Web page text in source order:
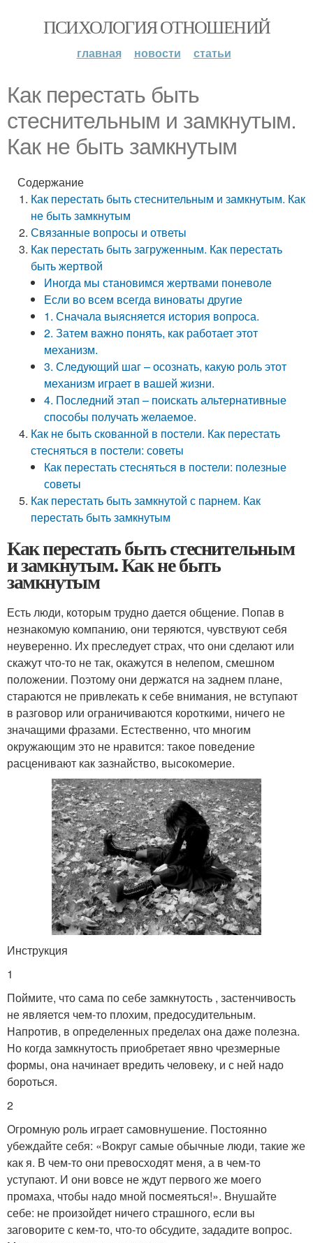
ПСИХОЛОГИЯ ОТНОШЕНИЙ
главная новости статьи
Как перестать быть
стеснительным и замкнутым.
Как не быть замкнутым
Содержание
Как перестать быть стеснительным и замкнутым. Как
не быть замкнутым
Связанные вопросы и ответы
Как перестать быть загруженным. Как перестать
быть жертвой
Иногда мы становимся жертвами поневоле
Если во всем всегда виноваты другие
1. Сначала выясняется история вопроса.
2. Затем важно понять, как работает этот
механизм.
3. Следующий шаг – осознать, какую роль этот
механизм играет в вашей жизни.
4. Последний этап – поискать альтернативные
способы получать желаемое.
Как не быть скованной в постели. Как перестать
стесняться в постели: советы
Как перестать стесняться в постели: полезные
советы
Как перестать быть замкнутой с парнем. Как
перестать быть замкнутым
Как перестать быть стеснительным
и замкнутым. Как не быть
замкнутым
Есть люди, которым трудно дается общение. Попав в
незнакомую компанию, они теряются, чувствуют себя
неуверенно. Их преследует страх, что они сделают или
скажут что-то не так, окажутся в нелепом, смешном
положении. Поэтому они держатся на заднем плане,
стараются не привлекать к себе внимания, не вступают
в разговор или ограничиваются короткими, ничего не
значащими фразами. Естественно, что многим
окружающим это не нравится: такое поведение
расценивают как зазнайство, высокомерие.
Инструкция
1
Поймите, что сама по себе замкнутость , застенчивость
не является чем-то плохим, предосудительным.
Напротив, в определенных пределах она даже полезна.
Но когда замкнутость приобретает явно чрезмерные
формы, она начинает вредить человеку, и с ней надо
бороться.
2
Огромную роль играет самовнушение. Постоянно
убеждайте себя: «Вокруг самые обычные люди, такие же
как я. В чем-то они превосходят меня, а в чем-то
уступают. И они вовсе не ждут первого же моего
промаха, чтобы надо мной посмеяться!». Внушайте
себе: не произойдет ничего страшного, если вы
заговорите с кем-то, что-то обсудите, зададите вопрос.